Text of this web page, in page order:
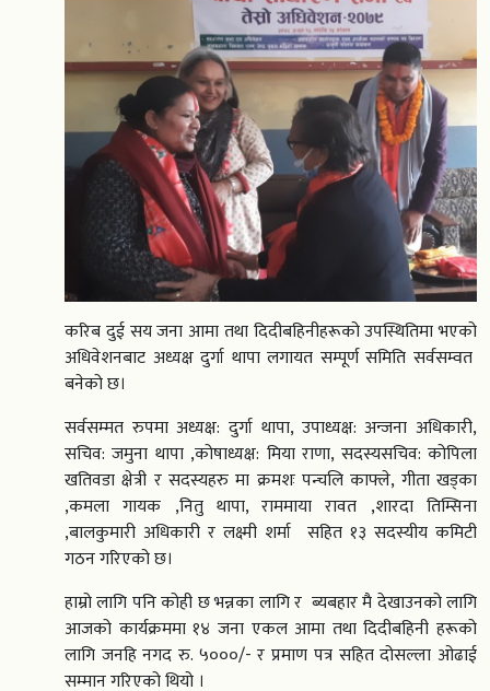
करिब दुई सय जना आमा तथा दिदीबहिनीहरूको उपस्थितिमा भएको
अधिवेशनबाट अध्यक्ष दुर्गा थापा लगायत सम्पूर्ण समिति सर्वसम्वत
बनेको छ।
सर्वसम्मत रुपमा अध्यक्ष: दुर्गा थापा, उपाध्यक्ष: अन्जना अधिकारी,
सचिव: जमुना थापा ,कोषाध्यक्ष: मिया राणा, सदस्यसचिव: कोपिला
खतिवडा क्षेत्री र सदस्यहरु मा क्रमशः पन्चलि काफ्ले, गीता खड्का
,कमला गायक ,नितु थापा, राममाया रावत ,शारदा तिम्सिना
,बालकुमारी अधिकारी र लक्ष्मी शर्मा सहित १३ सदस्यीय कमिटी
गठन गरिएको छ।
हाम्रो लागि पनि कोही छ भन्नका लागि र ब्यबहार मै देखाउनको लागि
आजको कार्यक्रममा १४ जना एकल आमा तथा दिदीबहिनी हरूको
लागि जनहि नगद रु. ५०००/- र प्रमाण पत्र सहित दोसल्ला ओढाई
सम्मान गरिएको थियो ।